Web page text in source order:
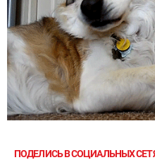
ПОДЕЛИСЬ В СОЦИАЛЬНЫХ